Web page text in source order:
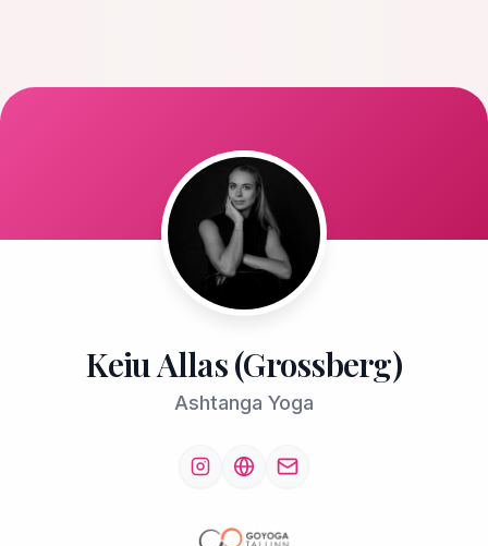
Keiu Allas (Grossberg)
Ashtanga Yoga